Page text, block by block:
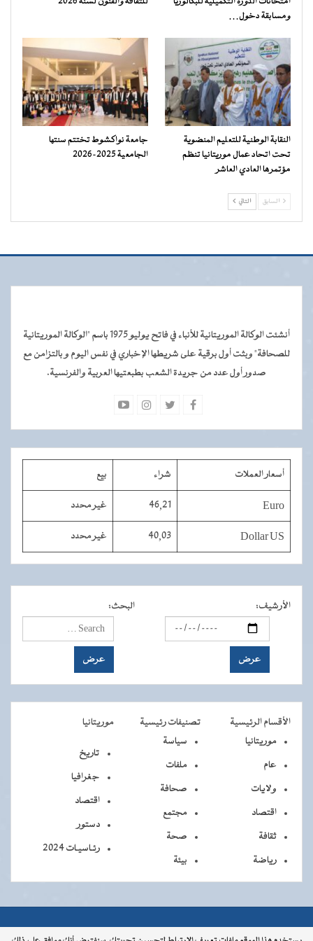
ومسابقة دخول…
النقابة الوطنية للتعليم المنضوية
تحت اتحاد عمال موريتانيا تنظم
مؤتمرها العادي العاشر
جامعة نواكشوط تختتم سنتها
الجامعية 2025-2026
السابق التالي
أنشئت الوكالة الموريتانية للأنباء في فاتح يوليو 1975 باسم "الوكالة الموريتانية
للصحافة" وبثت أول برقية على شريطها الإخباري في نفس اليوم و بالتزامن مع
صدور أول عدد من جريدة الشعب بطبعتيها العربية والفرنسية.
أسعار العملات شراء بيع
Euro
46,21 غير محدد
Dollar US
40,03 غير محدد
الأرشيف: البحث:
الأقسام الرئيسية تصنيفات رئيسية
موريتانيا
موريتانيا
عام
ولايات
اقتصاد
ثقافة
رياضة
سياسة
ملفات
صحافة
مجتمع
صحة
بيئة
تاريخ
جغرافيا
اقتصاد
دستور
رئـاسيـات 2024
جميــــع جميع الحقوق محفوظة © 2026 - الوكالة الموريتانية للأنباء